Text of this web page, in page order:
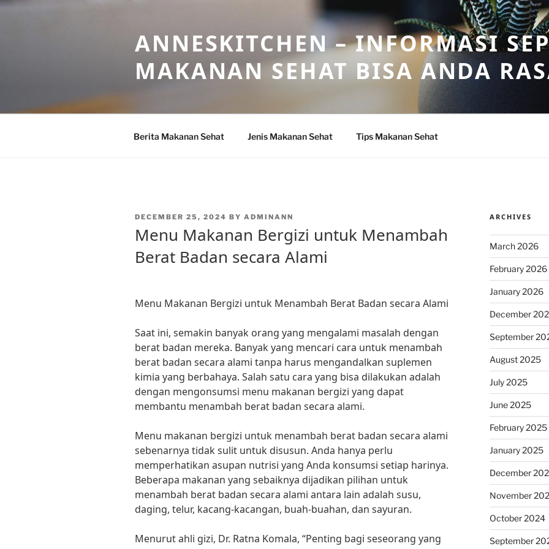
Skip
ANNESKITCHEN – INFORMASI
MAKANAN SEHAT BISA ANDA
Berita Makanan Sehat Jenis Makanan Sehat Tips Makanan Sehat
POSTED
DECEMBER 25, 2024 BY ADMINANN
Menu Makanan Bergizi untuk Menambah
Berat Badan secara Alami
Menu Makanan Bergizi untuk Menambah Berat Badan secara Alami
Saat ini, semakin banyak orang yang mengalami masalah dengan
berat badan mereka. Banyak yang mencari cara untuk menambah
berat badan secara alami tanpa harus mengandalkan suplemen
kimia yang berbahaya. Salah satu cara yang bisa dilakukan adalah
dengan mengonsumsi menu makanan bergizi yang dapat
membantu menambah berat badan secara alami.
Menu makanan bergizi untuk menambah berat badan secara alami
sebenarnya tidak sulit untuk disusun. Anda hanya perlu
memperhatikan asupan nutrisi yang Anda konsumsi setiap harinya.
Beberapa makanan yang sebaiknya dijadikan pilihan untuk
menambah berat badan secara alami antara lain adalah susu,
daging, telur, kacang-kacangan, buah-buahan, dan sayuran.
Menurut ahli gizi, Dr. Ratna Komala, “Penting bagi seseorang yang
ARCHIVES
March 2026
February 2026
January 2026
December
September
August 2025
July 2025
June 2025
February 2025
January 2025
December
November
October 2024
September